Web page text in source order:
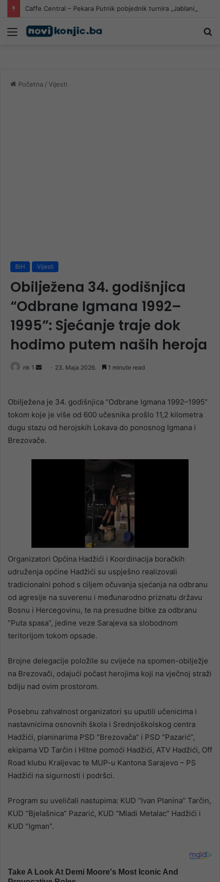
Meni
Početna / Vijesti
BiH Vijesti
Obilježena 34. godišnjica
“Odbrane Igmana 1992–
1995”: Sjećanje traje dok
hodimo putem naših heroja
nk 1
Send 23. Maja 2026. 1 minute read
Obilježena je 34. godišnjica “Odbrane Igmana 1992–1995”
tokom koje je više od 600 učesnika prošlo 11,2 kilometra
dugu stazu od herojskih Lokava do ponosnog Igmana i
Brezovače.
Organizatori Općina Hadžići i Koordinacija boračkih
udruženja općine Hadžići su uspješno realizovali
tradicionalni pohod s ciljem očuvanja sjećanja na odbranu
od agresije na suverenu i međunarodno priznatu državu
Bosnu i Hercegovinu, te na presudne bitke za odbranu
“Puta spasa”, jedine veze Sarajeva sa slobodnom
teritorijom tokom opsade.
Brojne delegacije položile su cvijeće na spomen-obilježje
na Brezovači, odajući počast herojima koji na vječnoj straži
bdiju nad ovim prostorom.
Posebnu zahvalnost organizatori su uputili učenicima i
nastavnicima osnovnih škola i Srednjoškolskog centra
Hadžići, planinarima PSD “Brezovača” i PSD “Pazarić”,
ekipama VD Tarčin i Hitne pomoći Hadžići, ATV Hadžići, Off
Road klubu Kraljevac te MUP-u Kantona Sarajevo – PS
Hadžići na sigurnosti i podršci.
Program su uveličali nastupima: KUD “Ivan Planina” Tarčin,
KUD “Bjelašnica” Pazarić, KUD “Mladi Metalac” Hadžići i
KUD “Igman”.